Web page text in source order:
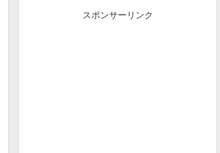
スポンサーリンク